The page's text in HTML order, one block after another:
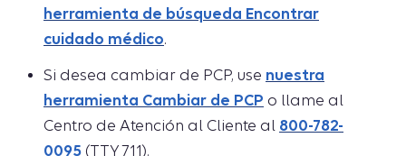
herramienta de búsqueda Encontrar
cuidado médico.
Si desea cambiar de PCP, use nuestra
herramienta Cambiar de PCP o llame al
Centro de Atención al Cliente al 800-782-
0095 (TTY 711).